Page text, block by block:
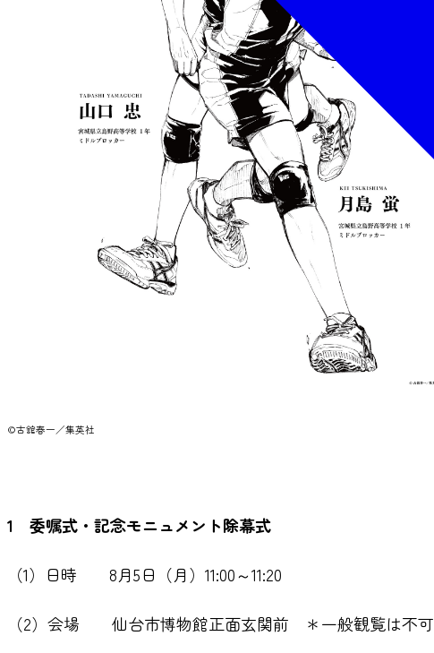
©古舘春一／集英社
1 委嘱式・記念モニュメント除幕式
（1）日時 8月5日（月）11:00～11:20
（2）会場 仙台市博物館正面玄関前 ＊一般観覧は不可